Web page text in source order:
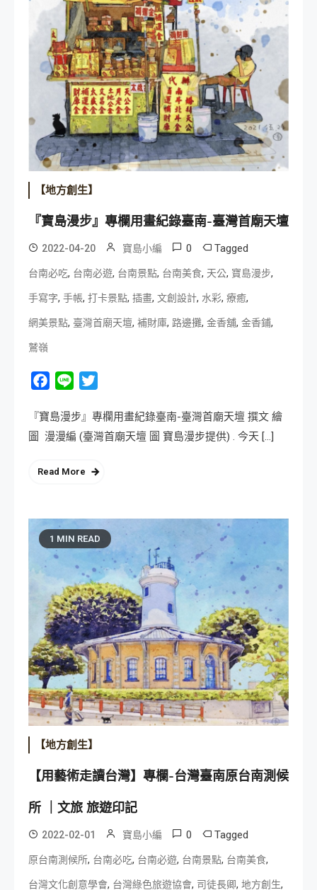
【地方創生】
『寶島漫步』專欄用畫紀錄臺南-臺灣首廟天壇
2022-04-20 寶島小編 0 Tagged
台南必吃, 台南必遊, 台南景點, 台南美食, 天公, 寶島漫步,
手寫字, 手帳, 打卡景點, 插畫, 文創設計, 水彩, 療癒,
網美景點, 臺灣首廟天壇, 補財庫, 路邊攤, 金香舖, 金香鋪,
鷲嶺
Facebook
Line
『寶島漫步』專欄用畫紀錄臺南-臺灣首廟天壇 撰文 繪
圖 漫漫編 (臺灣首廟天壇 圖 寶島漫步提供) . 今天 […]
Read More
1 MIN READ
【地方創生】
【用藝術走讀台灣】專欄-台灣臺南原台南測候
所 ｜文旅 旅遊印記
2022-02-01 寶島小編 0 Tagged
原台南測候所, 台南必吃, 台南必遊, 台南景點, 台南美食,
台灣文化創意學會, 台灣綠色旅遊協會, 司徒長卿, 地方創生,